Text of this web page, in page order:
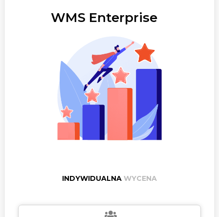
WMS Enterprise
INDYWIDUALNA WYCENA